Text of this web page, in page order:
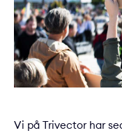
Vi på Trivector har